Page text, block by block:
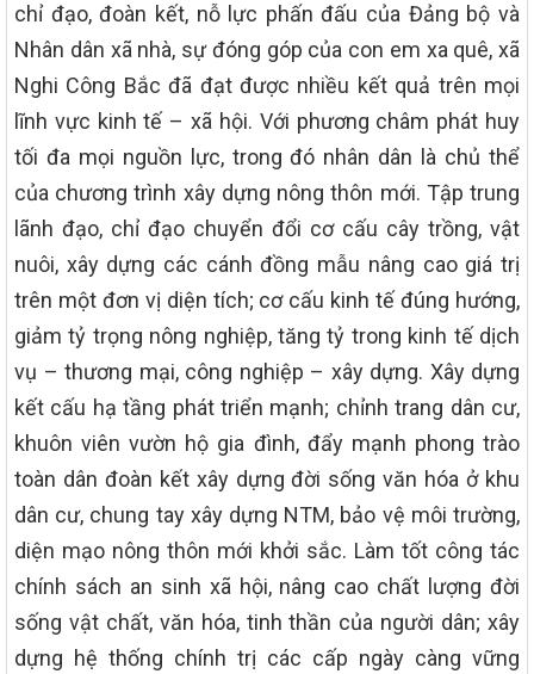
chỉ đạo, đoàn kết, nỗ lực phấn đấu của Đảng bộ và
Nhân dân xã nhà, sự đóng góp của con em xa quê, xã
Nghi Công Bắc đã đạt được nhiều kết quả trên mọi
lĩnh vực kinh tế – xã hội. Với phương châm phát huy
tối đa mọi nguồn lực, trong đó nhân dân là chủ thể
của chương trình xây dựng nông thôn mới. Tập trung
lãnh đạo, chỉ đạo chuyển đổi cơ cấu cây trồng, vật
nuôi, xây dựng các cánh đồng mẫu nâng cao giá trị
trên một đơn vị diện tích; cơ cấu kinh tế đúng hướng,
giảm tỷ trọng nông nghiệp, tăng tỷ trong kinh tế dịch
vụ – thương mại, công nghiệp – xây dựng. Xây dựng
kết cấu hạ tầng phát triển mạnh; chỉnh trang dân cư,
khuôn viên vườn hộ gia đình, đẩy mạnh phong trào
toàn dân đoàn kết xây dựng đời sống văn hóa ở khu
dân cư, chung tay xây dựng NTM, bảo vệ môi trường,
diện mạo nông thôn mới khởi sắc. Làm tốt công tác
chính sách an sinh xã hội, nâng cao chất lượng đời
sống vật chất, văn hóa, tinh thần của người dân; xây
dựng hệ thống chính trị các cấp ngày càng vững